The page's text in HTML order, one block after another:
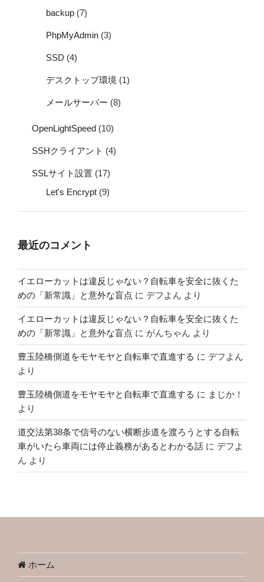
backup (7)
PhpMyAdmin (3)
SSD (4)
デスクトップ環境 (1)
メールサーバー (8)
OpenLightSpeed (10)
SSHクライアント (4)
SSLサイト設置 (17)
Let's Encrypt (9)
最近のコメント
イエローカットは違反じゃない？自転車を安全に抜くた
めの「新常識」と意外な盲点 に デフよん より
イエローカットは違反じゃない？自転車を安全に抜くた
めの「新常識」と意外な盲点 に がんちゃん より
豊玉陸橋側道をモヤモヤと自転車で直進する に デフよん
より
豊玉陸橋側道をモヤモヤと自転車で直進する に まじか！
より
道交法第38条で信号のない横断歩道を渡ろうとする自転
車がいたら車両には停止義務があるとわかる話 に デフよ
ん より
ホーム